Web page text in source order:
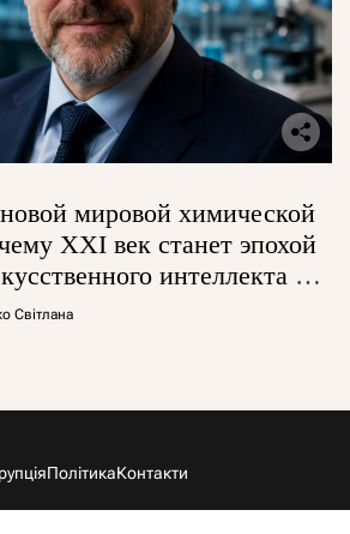
мировой химической
XXI век станет эпохой
интеллекта и
за технологии
Світлана
ПолітикаКонтакти